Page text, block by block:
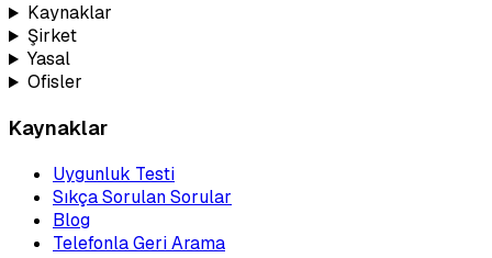
Kaynaklar
Şirket
Yasal
Ofisler
Kaynaklar
Uygunluk Testi
Sıkça Sorulan Sorular
Blog
Telefonla Geri Arama